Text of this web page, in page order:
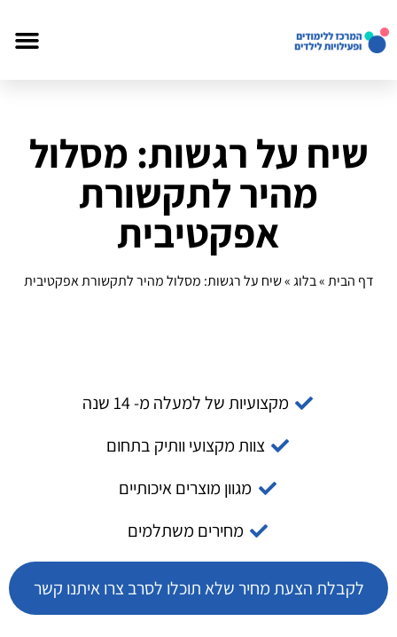
שיח על רגשות: מסלול
מהיר לתקשורת
אפקטיבית
דף הבית»בלוג»שיח על רגשות: מסלול מהיר לתקשורת אפקטיבית
מקצועיות של למעלה מ- 14 שנה
צוות מקצועי וותיק בתחום
מגוון מוצרים איכותיים
מחירים משתלמים
לקבלת הצעת מחיר שלא תוכלו לסרב צרו איתנו קשר